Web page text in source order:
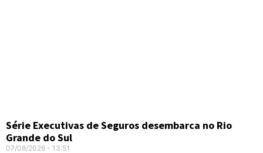
Série Executivas de Seguros desembarca no Rio
Grande do Sul
07/08/2026 13:51